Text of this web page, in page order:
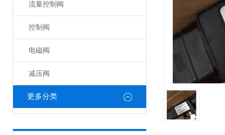
流量控制阀
控制阀
电磁阀
减压阀
更多分类